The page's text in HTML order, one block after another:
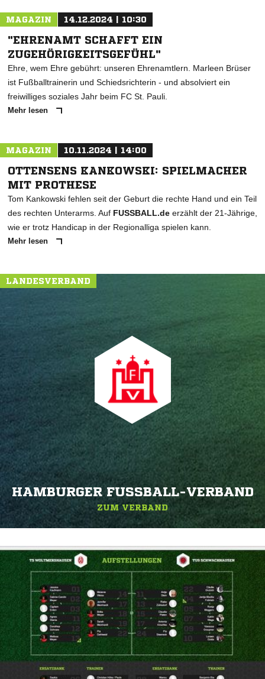
MAGAZIN 14.12.2024 | 10:30
"EHRENAMT SCHAFFT EIN
ZUGEHÖRIGKEITSGEFÜHL"
Ehre, wem Ehre gebührt: unseren Ehrenamtlern. Marleen Brüser
ist Fußballtrainerin und Schiedsrichterin - und absolviert ein
freiwilliges soziales Jahr beim FC St. Pauli.
Mehr lesen
MAGAZIN 10.11.2024 | 14:00
OTTENSENS KANKOWSKI: SPIELMACHER
MIT PROTHESE
Tom Kankowski fehlen seit der Geburt die rechte Hand und ein Teil
des rechten Unterarms. Auf FUSSBALL.de erzählt der 21-Jährige,
wie er trotz Handicap in der Regionalliga spielen kann.
Mehr lesen
LANDESVERBAND
HAMBURGER FUSSBALL-VERBAND
ZUM VERBAND